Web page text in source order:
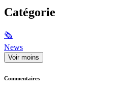
Catégorie
🗞
News
Voir moins
Commentaires